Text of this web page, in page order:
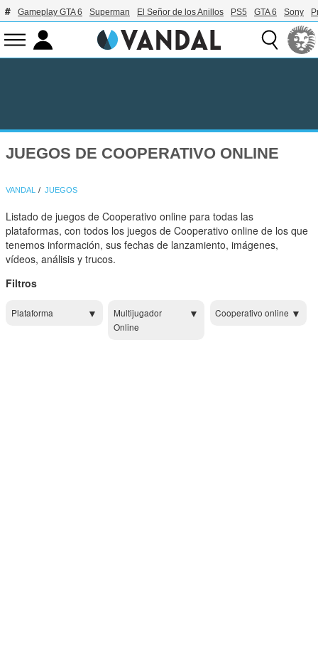
Gameplay GTA 6 Superman El Señor de los Anillos PS5 GTA 6 Sony
JUEGOS DE COOPERATIVO ONLINE
VANDAL JUEGOS
Listado de juegos de Cooperativo online para todas las
plataformas, con todos los juegos de Cooperativo online de los que
tenemos información, sus fechas de lanzamiento, imágenes,
vídeos, análisis y trucos.
Filtros
Plataforma
Multijugador
Online
Cooperativo online